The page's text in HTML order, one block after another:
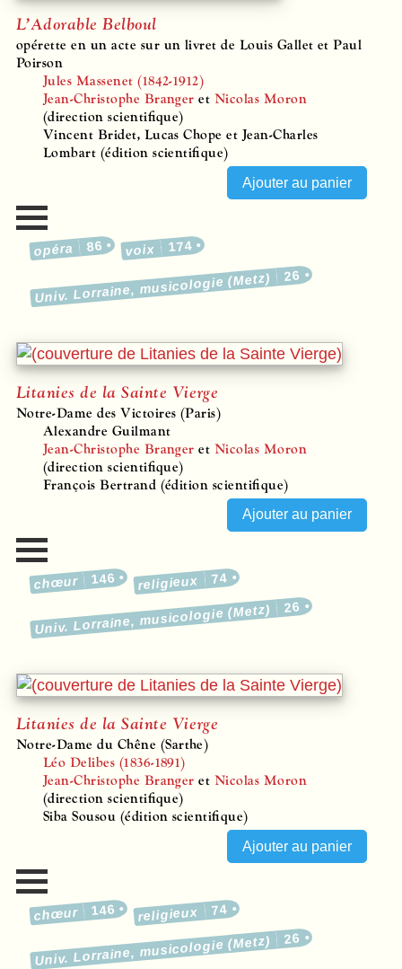
L’Adorable Belboul
opérette en un acte sur un livret de Louis Gallet et Paul
Poirson
Jules Massenet (1842-1912)
Jean-Christophe Branger et Nicolas Moron
(direction scientifique)
Vincent Bridet, Lucas Chope et Jean-Charles
Lombart (édition scientifique)
opéra 86 voix 174
Univ. Lorraine, musicologie (Metz) 26
Litanies de la Sainte Vierge
Notre-Dame des Victoires (Paris)
Alexandre Guilmant
Jean-Christophe Branger et Nicolas Moron
(direction scientifique)
François Bertrand (édition scientifique)
chœur 146 religieux 74
Univ. Lorraine, musicologie (Metz) 26
Litanies de la Sainte Vierge
Notre-Dame du Chêne (Sarthe)
Léo Delibes (1836-1891)
Jean-Christophe Branger et Nicolas Moron
(direction scientifique)
Siba Sousou (édition scientifique)
chœur 146 religieux 74
Univ. Lorraine, musicologie (Metz) 26